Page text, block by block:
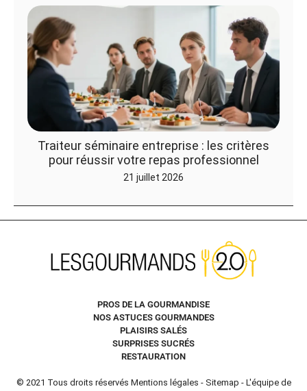
Traiteur séminaire entreprise : les critères
pour réussir votre repas professionnel
21 juillet 2026
PROS DE LA GOURMANDISE
NOS ASTUCES GOURMANDES
PLAISIRS SALÉS
SURPRISES SUCRÉS
RESTAURATION
© 2021 Tous droits réservés Mentions légales - Sitemap - L'équipe de